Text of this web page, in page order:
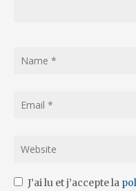
J’ai lu et j’accepte la